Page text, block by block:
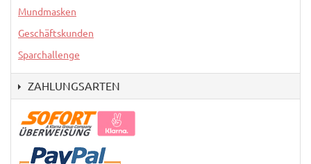
Mundmasken
Geschäftskunden
Sparchallenge
ZAHLUNGSARTEN